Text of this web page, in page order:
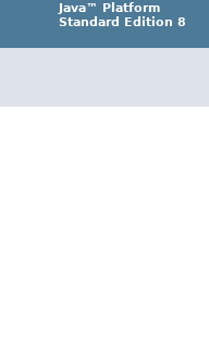
Java™ Platform
Standard Edition 8